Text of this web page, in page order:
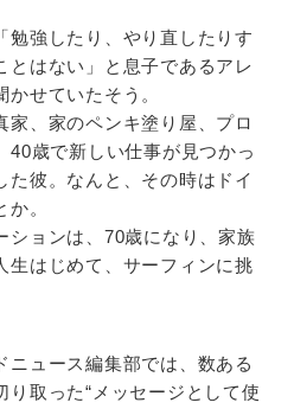
勉強したり、やり直したりす
とはない」と息子であるアレ
せていたそう。
家、家のペンキ塗り屋、プロ
40歳で新しい仕事が見つかっ
た彼。なんと、その時はドイ
。
ションは、70歳になり、家族
生はじめて、サーフィンに挑
ニュース編集部では、数ある
取った“メッセージとして使